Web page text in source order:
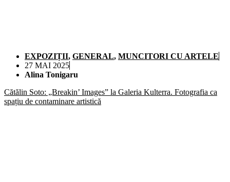
EXPOZIȚII, GENERAL, MUNCITORI CU ARTELE
27 MAI 2025
Alina Tonigaru
Cătălin Soto: „Breakin’ Images” la Galeria Kulterra. Fotografia ca
spațiu de contaminare artistică